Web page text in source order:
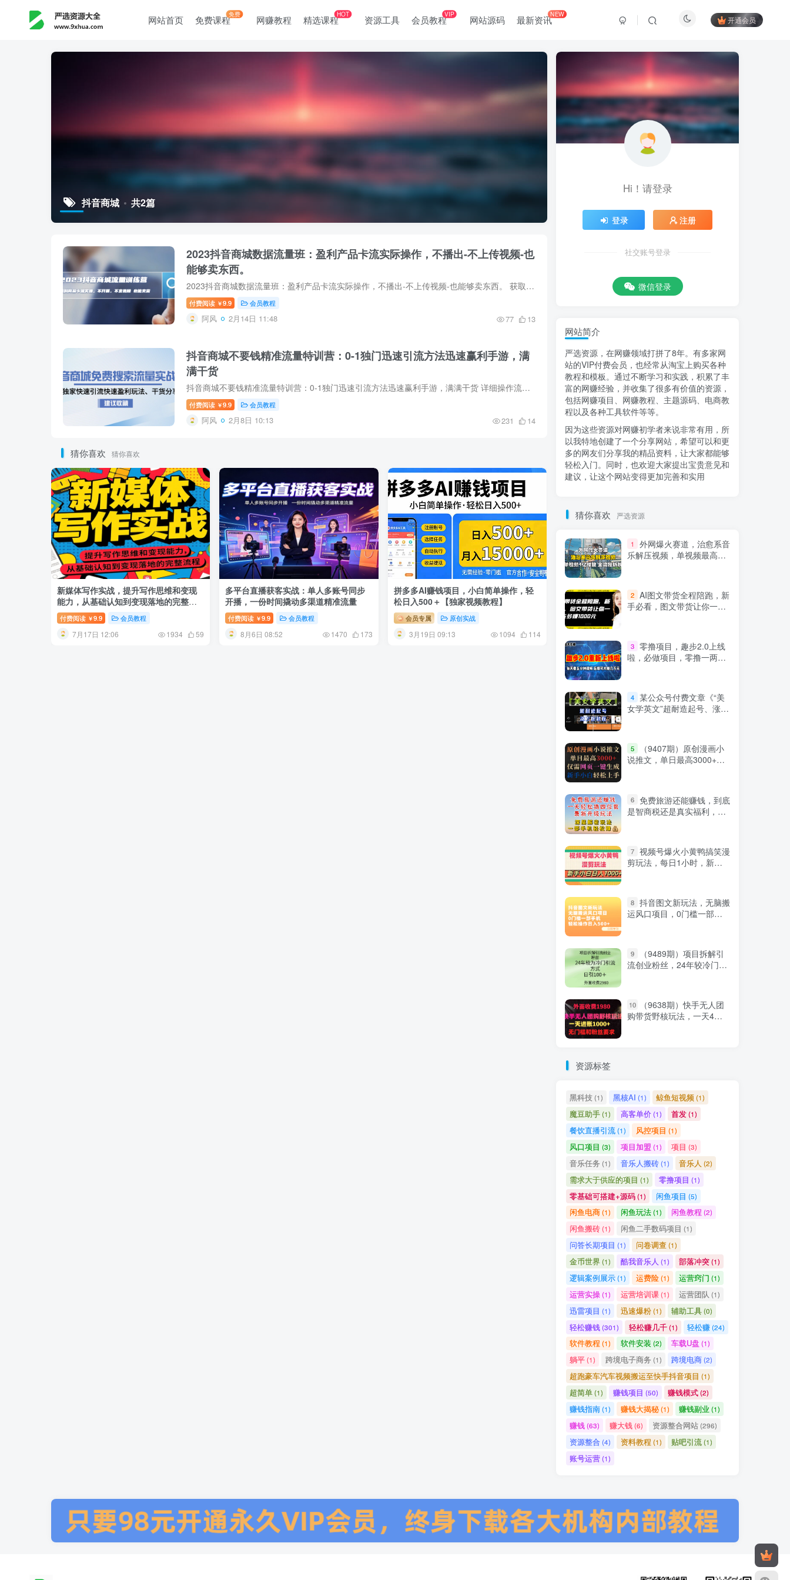
网站首页 免费课程免费 网赚教程 精选课程HOT 资源工具 会员教程VIP 网站源码 最新资讯NEW
开通会员
抖音商城 共2篇
2023抖音商城数据流量班：盈利产品卡流实际操作，不播出-不上传视频-也
能够卖东西。
2023抖音商城数据流量班：盈利产品卡流实际操作，不播出-不上传视频-也能够卖东西。 获取产品卡流量的步骤 获取抖音商品卡流量 抖音商城产品曝光 建立抖音搜索关键字 怎样快速卡关键字排名？ 怎...
付费阅读 ￥9.9 会员教程
阿风 2月14日 11:48 77 13
抖音商城不要钱精准流量特训营：0-1独门迅速引流方法迅速赢利手游，满
满干货
抖音商城不要钱精准流量特训营：0-1独门迅速引流方法迅速赢利手游，满满干货 详细操作流量，细节可持续盈利 抖音商城搜索的核心步骤 课程收益: 迅速从0-1了解抖音电商的核心权重和发展方向 抓住...
付费阅读 ￥9.9 会员教程
阿风 2月8日 10:13 231 14
猜你喜欢 猜你喜欢
新媒体写作实战，提升写作思维和变现
能力，从基础认知到变现落地的完整流
程付费阅读 ￥9.9 会员教程
7月17日 12:06 1934 59
多平台直播获客实战：单人多账号同步
开播，一份时间撬动多渠道精准流量
付费阅读 ￥9.9 会员教程
8月6日 08:52 1470 173
拼多多AI赚钱项目，小白简单操作，轻
松日入500＋【独家视频教程】
会员专属 原创实战
3月19日 09:13 1094 114
小红书卖小学教辅资料，1单39，1天十
几单
付费阅读 ￥
Hi！请登录
登录 注册
社交账号登录
微信登录
网站简介
严选资源，在网赚领域打拼了8年。有多家网
站的VIP付费会员，也经常从淘宝上购买各种
教程和模板。通过不断学习和实践，积累了丰
富的网赚经验，并收集了很多有价值的资源，
包括网赚项目、网赚教程、主题源码、电商教
程以及各种工具软件等等。
因为这些资源对网赚初学者来说非常有用，所
以我特地创建了一个分享网站，希望可以和更
多的网友们分享我的精品资料，让大家都能够
轻松入门。同时，也欢迎大家提出宝贵意见和
建议，让这个网站变得更加完善和实用
猜你喜欢 严选资源
1
外网爆火赛道，治愈系音
乐解压视频，单视频最高4
2 AI图文带货全程陪跑，新
手必看，图文带货让你一天
3 零撸项目，趣步2.0上线
啦，必做项目，零撸一两
4 某公众号付费文章《“美
女学英文”超耐造起号、涨万
5
（9407期）原创漫画小
说推文，单日最高3000+仅
6 免费旅游还能赚钱，到底
是智商税还是真实福利，深
7 视频号爆火小黄鸭搞笑漫
剪玩法，每日1小时，新手
8 抖音图文新玩法，无脑搬
运风口项目，0门槛一部手
9
（9489期）项目拆解引
流创业粉丝，24年较冷门引
10
（9638期）快手无人团
购带货野核玩法，一天4位
资源标签
黑科技(1) 黑核AI (1) 鲸鱼短视频(1)
魔豆助手(1) 高客单价(1) 首发(1)
餐饮直播引流(1) 风控项目 (1)
风口项目 (3) 项目加盟 (1) 项目 (3)
音乐任务 (1) 音乐人搬砖(1) 音乐人 (2)
需求大于供应的项目 (1) 零撸项目 (1)
零基础可搭建+源码(1) 闲鱼项目 (5)
闲鱼电商(1) 闲鱼玩法(1) 闲鱼教程 (2)
闲鱼搬砖(1) 闲鱼二手数码项目 (1)
问答长期项目 (1) 问卷调查(1)
金币世界(1) 酷我音乐人 (1) 部落冲突(1)
逻辑案例展示(1) 运费险(1) 运营窍门 (1)
运营实操(1) 运营培训课(1) 运营团队 (1)
迅雷项目 (1) 迅速爆粉(1) 辅助工具(0)
轻松赚钱(301) 轻松赚几千(1) 轻松赚(24)
软件教程 (1) 软件安装 (2) 车载U盘 (1)
躺平(1) 跨境电子商务 (1) 跨境电商(2)
超跑豪车汽车视频搬运至快手抖音项目 (1)
超简单(1) 赚钱项目 (50) 赚钱模式(2)
赚钱指南(1) 赚钱大揭秘(1) 赚钱副业 (1)
赚钱(63) 赚大钱(6) 资源整合网站(296)
资源整合(4) 资料教程 (1) 贴吧引流(1)
账号运营(1)